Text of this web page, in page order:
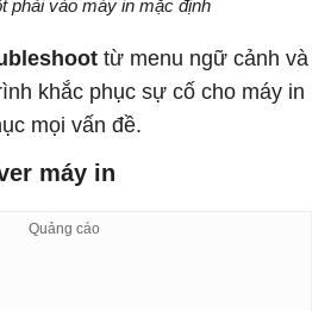
phải vào máy in mặc định
từ menu ngữ cảnh và
khắc phục sự cố cho máy in
mọi vấn đề.
máy in